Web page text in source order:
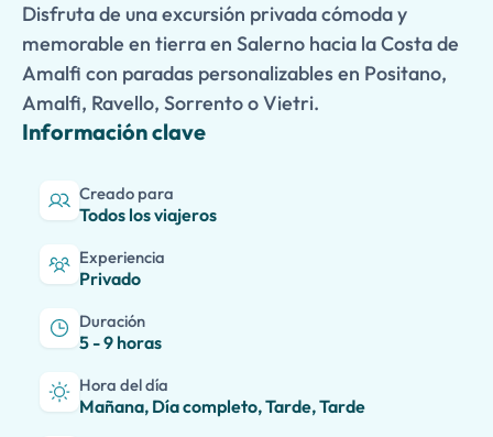
Disfruta de una excursión privada cómoda y
memorable en tierra en Salerno hacia la Costa de
Amalfi con paradas personalizables en Positano,
Amalfi, Ravello, Sorrento o Vietri.
Información clave
Creado para
Todos los viajeros
Experiencia
Privado
Duración
5 - 9 horas
Hora del día
Mañana, Día completo, Tarde, Tarde